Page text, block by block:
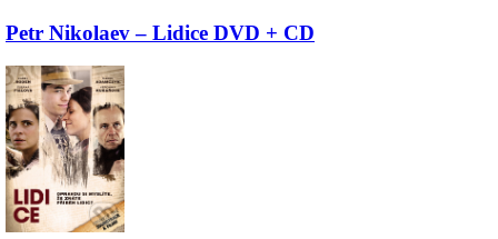
Petr Nikolaev – Lidice DVD + CD